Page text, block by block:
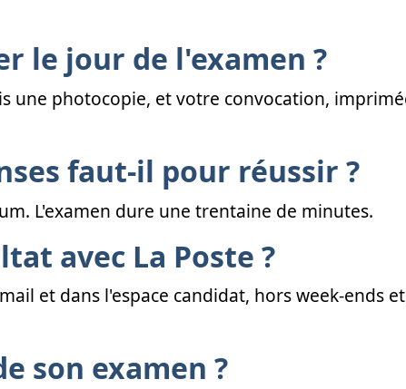
le jour de l'examen ?
une photocopie, et votre convocation,
faut-il pour réussir ?
L'examen dure une trentaine de minutes.
avec La Poste ?
et dans l'espace candidat, hors week-ends
son examen ?